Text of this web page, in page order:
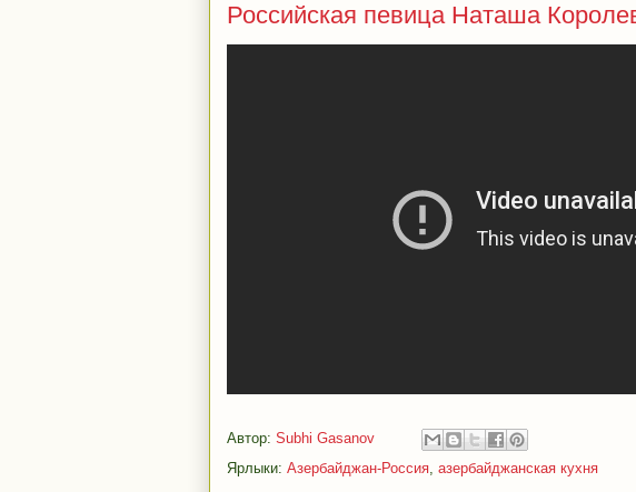
Российская певица Наташа
Автор: Subhi Gasanov
Ярлыки: Азербайджан-Россия, азербайджанская кухня